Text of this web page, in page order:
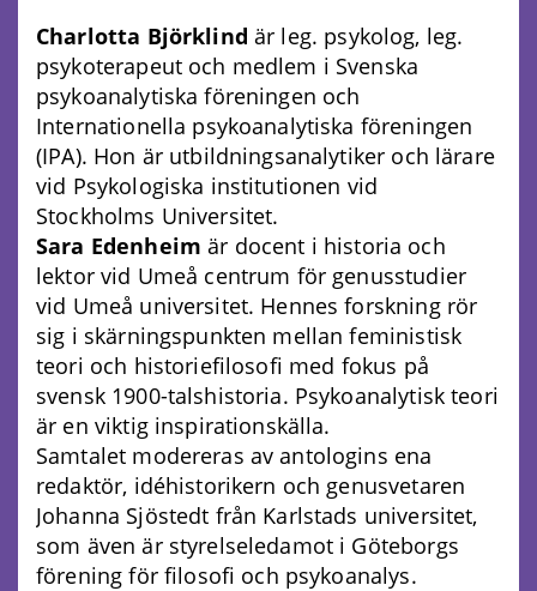
Charlotta Björklind är leg. psykolog, leg.
psykoterapeut och medlem i Svenska
psykoanalytiska föreningen och
Internationella psykoanalytiska föreningen
(IPA). Hon är utbildningsanalytiker och lärare
vid Psykologiska institutionen vid
Stockholms Universitet.
Sara Edenheim är docent i historia och
lektor vid Umeå centrum för genusstudier
vid Umeå universitet. Hennes forskning rör
sig i skärningspunkten mellan feministisk
teori och historiefilosofi med fokus på
svensk 1900-talshistoria. Psykoanalytisk teori
är en viktig inspirationskälla.
Samtalet modereras av antologins ena
redaktör, idéhistorikern och genusvetaren
Johanna Sjöstedt från Karlstads universitet,
som även är styrelseledamot i Göteborgs
förening för filosofi och psykoanalys.